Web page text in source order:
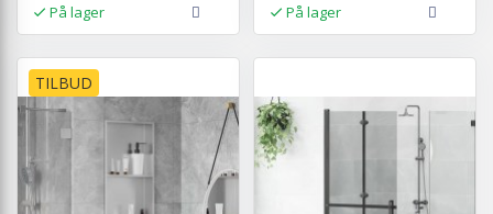
På lager På lager
TILBUD